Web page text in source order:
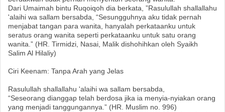
Dari Umaimah bintu Ruqoiqoh dia berkata, ”Rasulullah shallallahu
'alaihi wa sallam bersabda, “Sesungguhnya aku tidak pernah
menjabat tangan para wanita, hanyalah perkataanku untuk
seratus orang wanita seperti perkataanku untuk satu orang
wanita.” (HR. Tirmidzi, Nasai, Malik dishohihkan oleh Syaikh
Salim Al Hilaliy)
Ciri Keenam: Tanpa Arah yang Jelas
Rasulullah shallallahu 'alaihi wa sallam bersabda,
“Seseorang dianggap telah berdosa jika ia menyia-nyiakan orang
yang menjadi tanggungannya.” (HR. Muslim no. 996)